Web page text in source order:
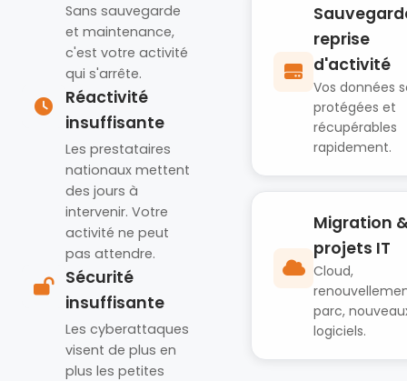
Sans sauvegarde
et maintenance,
c'est votre activité
qui s'arrête.
Réactivité
insuffisante
Les prestataires
nationaux mettent
des jours à
intervenir. Votre
activité ne peut
pas attendre.
Sécurité
insuffisante
Les cyberattaques
visent de plus en
plus les petites
reprise
d'activité
Vos données
protégées et
récupérables
rapidement.
Migration
projets IT
Cloud,
parc,
logiciels.